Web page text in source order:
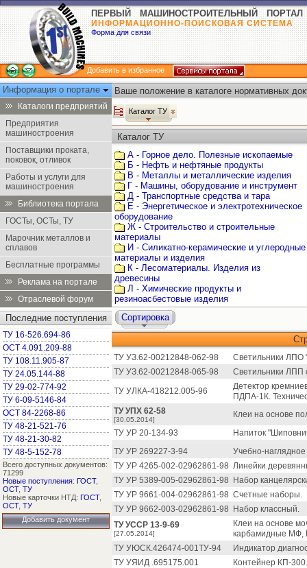
ПЕРВЫЙ МАШИНОСТРОИТЕЛЬНЫЙ ПОРТАЛ
ИНФОРМАЦИОННО-ПОИСКОВАЯ СИСТЕМА
Форма для связи
Добавить в избранное
Информация о портале
Каталоги предприятий
Предприятия
машиностроения
Поставщики проката,
поковок, отливок
Работы и услуги для
машиностроения
Библиотека портала
ГОСТы, ОСТы, ТУ
Марочник металлов и
сплавов
Бесплатные программы
Реклама на портале
Отраслевой форум
Последние поступления
ТУ 16-526.694-86
ОСТ 4.091.209-88
ТУ 108.11.905-87
ТУ 24.05.144-88
ТУ 29-02-774-92
ТУ 6-09-5146-84
ОСТ 84-2268-86
ТУ 48-21-521-76
ТУ 48-21-30-82
ТУ 48-5-152-78
Всего доступных документов:
71299
Новые поступления: ГОСТ,
ОСТ, ТУ
Новые карточки НТД: ГОСТ,
ОСТ, ТУ
Добавить документ
Ваше положение в каталоге нормативных
Каталог ТУ
Каталог ТУ
А - Горное дело. Полезные ископаемые
Б - Нефть и нефтяные продукты
В - Металлы и металлические изделия
Г - Машины, оборудование и инструмент
Д - Транспортные средства и тара
Е - Энергетическое и электротехническое
оборудование
Ж - Строительство и строительные
материалы
И - Силикатно-керамические и углеродные
материалы и изделия
К - Лесоматериалы. Изделия из
древесины
Л - Химические продукты и
резиноасбестовые изделия
Сортировка
ТУ УЗ.62-00212848-062-98
Светильники ЛПО
ТУ УЗ.62-00212848-065-98
Светильники ЛПП
ТУ УЛКА-418212.005-96
Детектор
ПДПА-1К.
ТУ УПХ 62-58
[30.05.2014]
Клеи на основе
ТУ УР 20-134-93
Напиток
ТУ УР 269227-3-94
Учебно-наглядное
ТУ УР 4265-002-02962861-98 Линейки
ТУ УР 5389-005-02962861-98
Набор
ТУ УР 9661-004-02962861-98 Счетные наборы.
ТУ УР 9662-003-02962861-98
Набор классный.
ТУ УССР 13-9-69
[27.05.2014]
Клеи на основе
карбамидные МФ,
ТУ УЮСК.426474-001ТУ-94
Индикатор
ТУ УЯИД .695175.001
Контейнер КП-300.